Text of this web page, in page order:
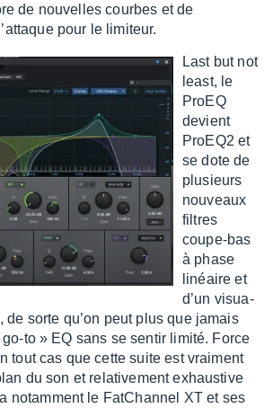
de nouvelles courbes et de
pour le limi­teur.
Last but not
least, le
ProEQ
devient
ProEQ2 et
se dote de
plusieurs
nouveaux
filtres
coupe-bas
à phase
linéaire et
d’un visua­
de sorte qu’on peut plus que jamais
go-to » EQ sans se sentir limité. Force
tout cas que cette suite est vrai­ment
du son et rela­ti­ve­ment exhaus­tive
notam­ment le FatChan­nel XT et ses